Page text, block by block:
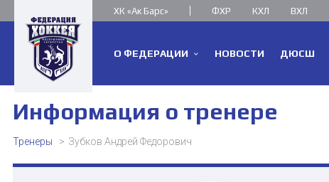
ХК «Ак Барс» ФХР КХЛ ВХЛ
О ФЕДЕРАЦИИ НОВОСТИ ДЮСШ
Информация о тренере
Тренеры Зубков Андрей Федорович